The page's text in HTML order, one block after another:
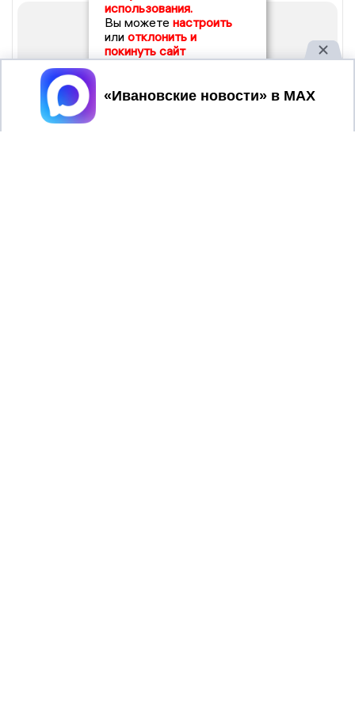
использования.
Вы можете настроить
или отклонить и
покинуть сайт
Принять